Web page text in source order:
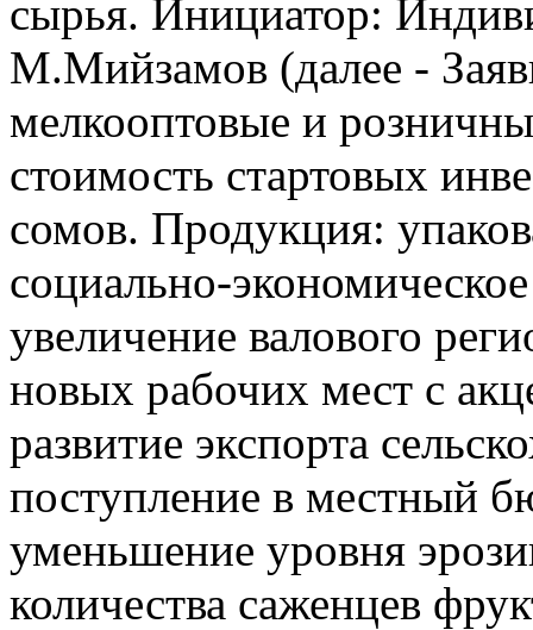
сырья. Инициатор:
М.Мийзамов (далее -
мелкооптовые и
стоимость стартовых
сомов. Продукция:
социально-
увеличение валового
новых рабочих мест с
развитие экспорта
поступление в местный
уменьшение уровня
количества саженцев